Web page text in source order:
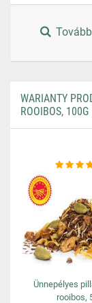
WARIANTY
ROOIBOS, 100G
Ünnepélyes
rooibos,